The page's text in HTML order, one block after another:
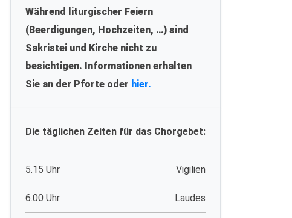
Während liturgischer Feiern
(Beerdigungen, Hochzeiten, …) sind
Sakristei und Kirche nicht zu
besichtigen. Informationen erhalten
Sie an der Pforte oder hier.
Die täglichen Zeiten für das Chorgebet:
5.15 Uhr Vigilien
6.00 Uhr Laudes